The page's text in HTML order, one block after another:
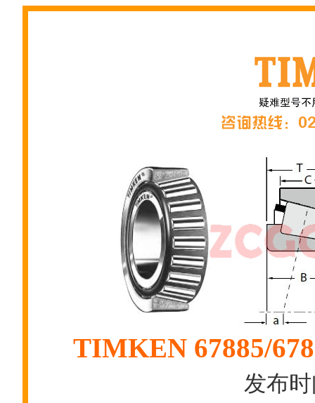
TIMKEN 67885/
发布时